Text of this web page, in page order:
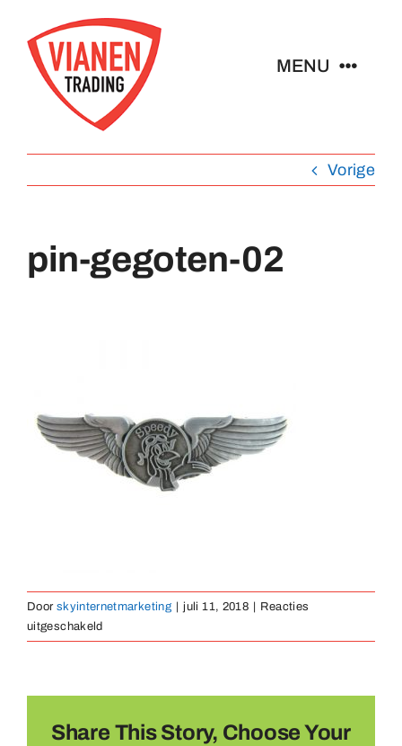
naar
inhoud
MENU
Pins
Medaillen
Vorige
pin-gegoten-02
Door skyinternetmarketing | juli 11, 2018 | Reacties
uitgeschakeldvoor
pin-
Share This Story, Choose Your